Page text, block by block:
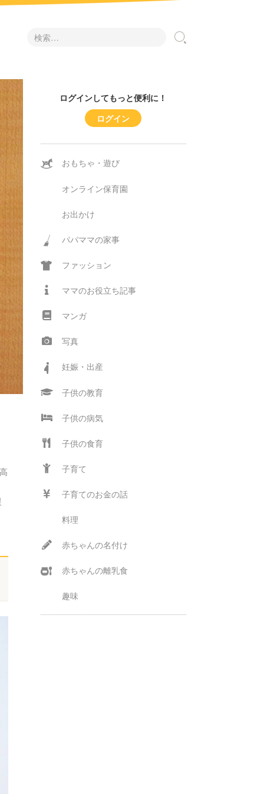
検
ログインしてもっと便利に！
ログイン
おもちゃ・遊び
オンライン保育園
お出かけ
パパママの家事
ファッション
ママのお役立ち記事
マンガ
写真
妊娠・出産
子供の教育
子供の病気
子供の食育
子育て
子育てのお金の話
料理
赤ちゃんの名付け
赤ちゃんの離乳食
趣味